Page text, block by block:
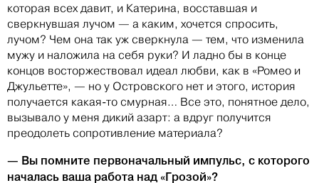
которая всех давит, и Катерина, восставшая и
сверкнувшая лучом — а каким, хочется спросить,
лучом? Чем она так уж сверкнула — тем, что изменила
мужу и наложила на себя руки? И ладно бы в конце
концов восторжествовал идеал любви, как в «Ромео и
Джульетте», — но у Островского нет и этого, история
получается какая-то смурная… Все это, понятное дело,
вызывало у меня дикий азарт: а вдруг получится
преодолеть сопротивление материала?
— Вы помните первоначальный импульс, с которого
началась ваша работа над «Грозой»?